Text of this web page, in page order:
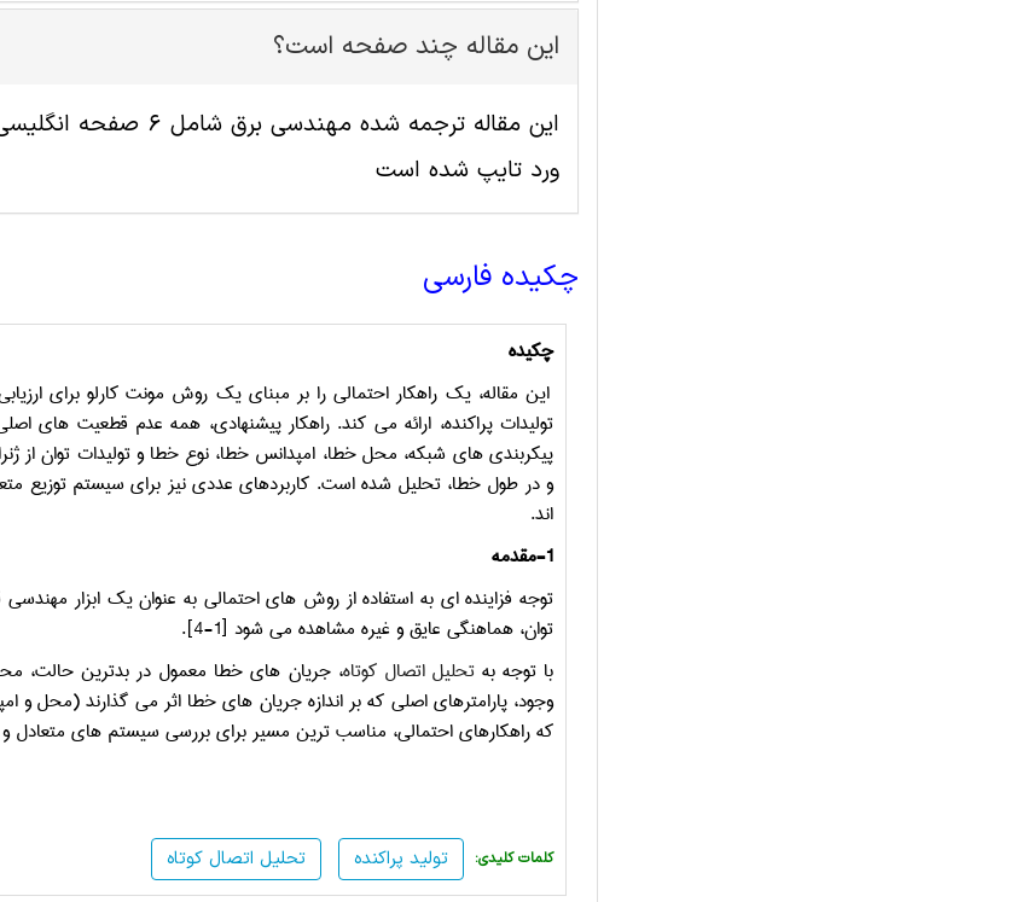
این مقاله چند صفحه است؟
ورد تایپ شده است
چکیده فارسی
چکیده
این مقاله، یک راهکار احتمالی را بر مبنای یک روش مونت کارلو برای
تولیدات پراکنده، ارائه می کند. راهکار پیشنهادی، همه عدم قطعیت های
پیکربندی های شبکه، محل خطا، امپدانس خطا، نوع خطا و تولیدات توان از
و در طول خطا، تحلیل شده است. کاربردهای عددی نیز برای سیستم توزیع
اند.
-1مقدمه
توجه فزاینده ای به استفاده از روش های احتمالی به عنوان یک ابزار
توان، هماهنگی عایق و غیره مشاهده می شود [1-4].
با توجه بهتحلیل اتصال کوتاه، جریان های خطا معمول در بدترین حالت،
وجود، پارامترهای اصلی که بر اندازه جریان های خطا اثر می گذارند (محل
که راهکارهای احتمالی، مناسب ترین مسیر برای بررسی سیستم های متعادل
تحلیل اتصال کوتاه تولید پراکنده :کلمات کلیدی